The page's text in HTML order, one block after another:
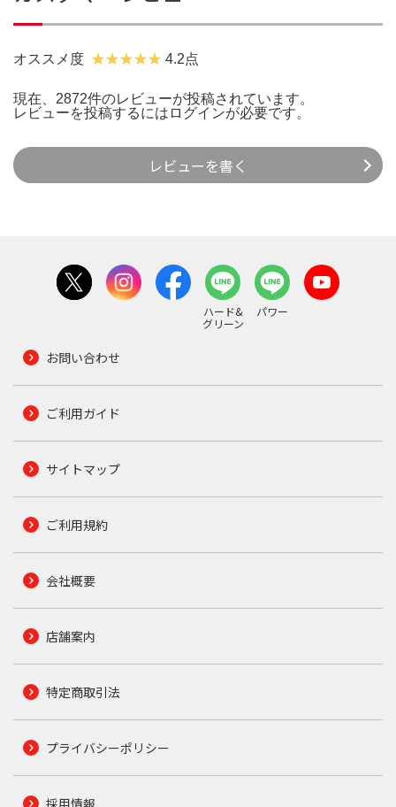
オススメ度 4.2点
現在、2872件のレビューが投稿されています。
レビューを投稿するには ログインが必要です。
レビューを書く
ハード&
グリーン
パワー
お問い合わせ
ご利用ガイド
サイトマップ
ご利用規約
会社概要
店舗案内
特定商取引法
プライバシーポリシー